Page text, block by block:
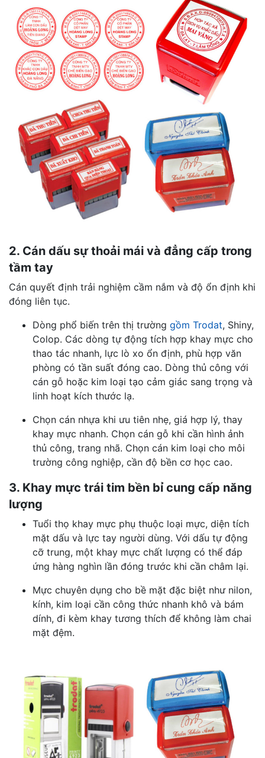
2. Cán dấu sự thoải mái và đẳng cấp trong
tầm tay
Cán quyết định trải nghiệm cầm nắm và độ ổn định khi
đóng liên tục.
Dòng phổ biến trên thị trường gồm Trodat, Shiny,
Colop. Các dòng tự động tích hợp khay mực cho
thao tác nhanh, lực lò xo ổn định, phù hợp văn
phòng có tần suất đóng cao. Dòng thủ công với
cán gỗ hoặc kim loại tạo cảm giác sang trọng và
linh hoạt kích thước lạ.
Chọn cán nhựa khi ưu tiên nhẹ, giá hợp lý, thay
khay mực nhanh. Chọn cán gỗ khi cần hình ảnh
thủ công, trang nhã. Chọn cán kim loại cho môi
trường công nghiệp, cần độ bền cơ học cao.
3. Khay mực trái tim bền bỉ cung cấp năng
lượng
Tuổi thọ khay mực phụ thuộc loại mực, diện tích
mặt dấu và lực tay người dùng. Với dấu tự động
cỡ trung, một khay mực chất lượng có thể đáp
ứng hàng nghìn lần đóng trước khi cần châm lại.
Mực chuyên dụng cho bề mặt đặc biệt như nilon,
kính, kim loại cần công thức nhanh khô và bám
dính, đi kèm khay tương thích để không làm chai
mặt đệm.